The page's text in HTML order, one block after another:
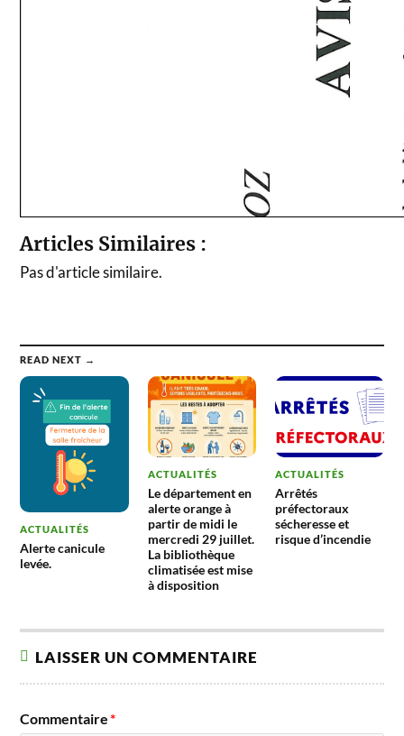
Articles Similaires :
Pas d'article similaire.
READ NEXT →
ACTUALITÉS
Alerte canicule
levée.
ACTUALITÉS
Le département en
alerte orange à
partir de midi le
mercredi 29 juillet.
La bibliothèque
climatisée est mise
à disposition
ACTUALITÉS
Arrêtés
préfectoraux
sécheresse et
risque d’incendie
LAISSER UN COMMENTAIRE
Commentaire*